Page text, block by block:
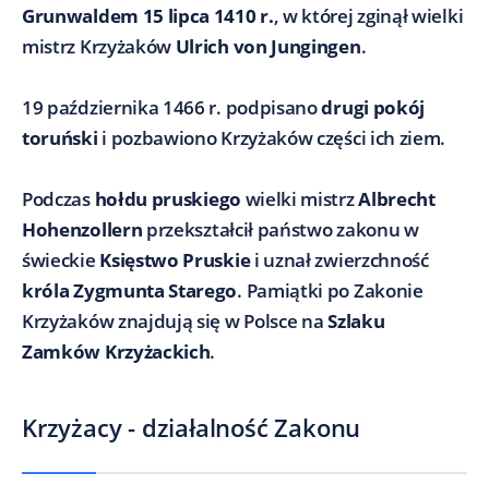
Grunwaldem 15 lipca 1410 r., w której zginął wielki
mistrz Krzyżaków Ulrich von Jungingen.
19 października 1466 r. podpisanodrugi pokój
toruński i pozbawiono Krzyżaków części ich ziem.
Podczas hołdu pruskiego wielki mistrzAlbrecht
Hohenzollern przekształcił państwo zakonu w
świeckie Księstwo Pruskiei uznał zwierzchność
króla Zygmunta Starego. Pamiątki po Zakonie
Krzyżaków znajdują się w Polsce naSzlaku
Zamków Krzyżackich.
Krzyżacy - działalność Zakonu